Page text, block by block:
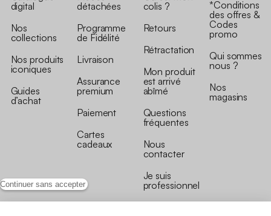
Continuer sans accepter
digital
Nos
collections
Nos produits
iconiques
Guides
d’achat
détachées
Programme
de Fidélité
Livraison
Assurance
premium
Paiement
Cartes
cadeaux
colis ?
Retours
Rétractation
Mon produit
est arrivé
abîmé
Questions
fréquentes
Nous
contacter
Je suis
professionnel
*Conditions
des offres &
Codes
promo
Qui sommes
nous ?
Nos
magasins